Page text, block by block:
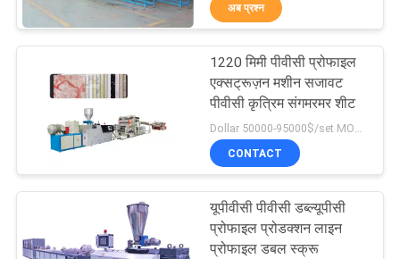
गुणवत्ता
नियंत्रण
एक
पीवीसी पाइप बाहर
निकालना मशीन
अब प्रश्न
1220 मिमी पीवीसी प्रोफाइल
एक्सट्रूज़न मशीन सजावट
पीवीसी कृत्रिम संगमरमर शीट
CONTACT
यूपीवीसी पीवीसी डब्ल्यूपीसी
प्रोफाइल प्रोडक्शन लाइन
प्रोफाइल डबल स्क्रू